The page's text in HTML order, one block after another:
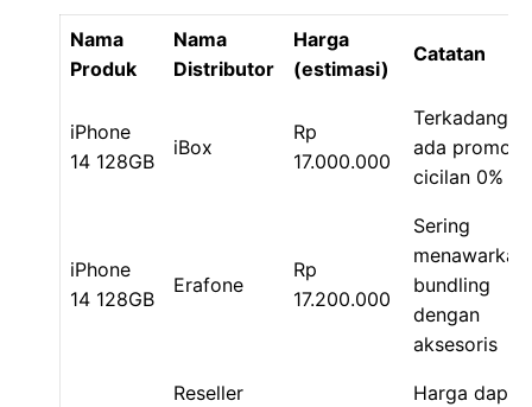
Nama
Produk
Nama
Distributor
Harga
(estimasi)
Catatan
iPhone
14 128GB
iBox
Rp
17.000.000
Terkadang
ada promo
cicilan 0%
iPhone
14 128GB
Erafone
Rp
17.200.000
Sering
menawarkan
bundling
dengan
aksesoris
Reseller
Harga dapat